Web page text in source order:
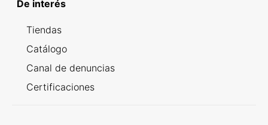
De interés
Tiendas
Catálogo
Canal de denuncias
Certificaciones